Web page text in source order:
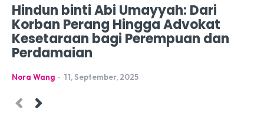
Hindun binti Abi Umayyah: Dari
Korban Perang Hingga Advokat
Kesetaraan bagi Perempuan dan
Perdamaian
Nora Wang - 11, September, 2025